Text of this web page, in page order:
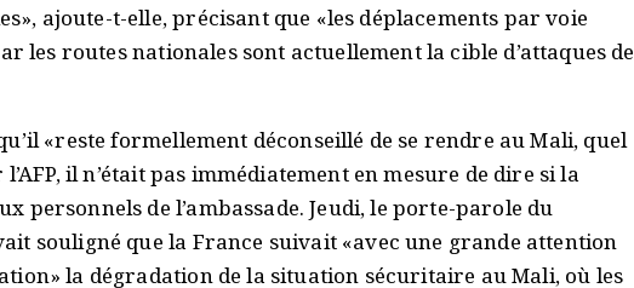
ajoute-t-elle, précisant que «les déplacements par voie
les routes nationales sont actuellement la cible d’attaques de
«reste formellement déconseillé de se rendre au Mali, quel
il n’était pas immédiatement en mesure de dire si la
personnels de l’ambassade. Jeudi, le porte-parole du
souligné que la France suivait «avec une grande attention
la dégradation de la situation sécuritaire au Mali, où les